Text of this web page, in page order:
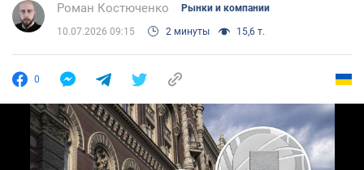
Роман Костюченко Рынки и компании
10.07.2026 09:15 2 минуты 15,6 т.
0